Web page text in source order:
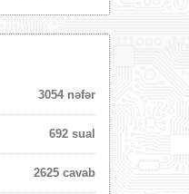
3054 nəfər
692 sual
2625 cavab